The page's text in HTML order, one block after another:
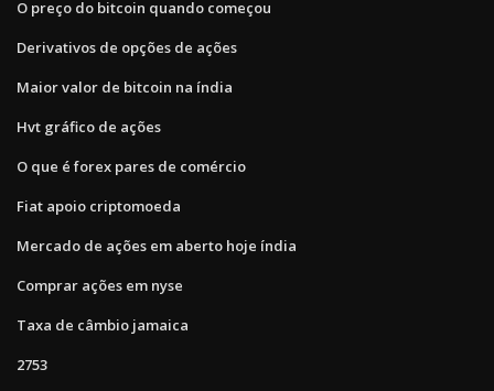
O preço do bitcoin quando começou
Derivativos de opções de ações
Maior valor de bitcoin na índia
Hvt gráfico de ações
O que é forex pares de comércio
Fiat apoio criptomoeda
Mercado de ações em aberto hoje índia
Comprar ações em nyse
Taxa de câmbio jamaica
2753